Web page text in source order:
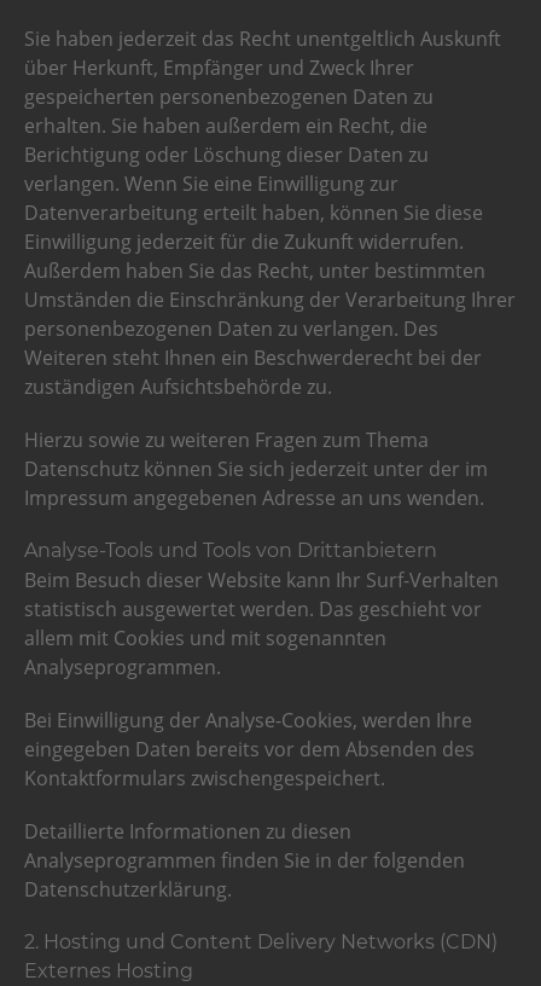
Sie haben jederzeit das Recht unentgeltlich Auskunft
über Herkunft, Empfänger und Zweck Ihrer
gespeicherten personenbezogenen Daten zu
erhalten. Sie haben außerdem ein Recht, die
Berichtigung oder Löschung dieser Daten zu
verlangen. Wenn Sie eine Einwilligung zur
Datenverarbeitung erteilt haben, können Sie diese
Einwilligung jederzeit für die Zukunft widerrufen.
Außerdem haben Sie das Recht, unter bestimmten
Umständen die Einschränkung der Verarbeitung Ihrer
personenbezogenen Daten zu verlangen. Des
Weiteren steht Ihnen ein Beschwerderecht bei der
zuständigen Aufsichtsbehörde zu.
Hierzu sowie zu weiteren Fragen zum Thema
Datenschutz können Sie sich jederzeit unter der im
Impressum angegebenen Adresse an uns wenden.
Analyse-Tools und Tools von Drittanbietern
Beim Besuch dieser Website kann Ihr Surf-Verhalten
statistisch ausgewertet werden. Das geschieht vor
allem mit Cookies und mit sogenannten
Analyseprogrammen.
Bei Einwilligung der Analyse-Cookies, werden Ihre
eingegeben Daten bereits vor dem Absenden des
Kontaktformulars zwischengespeichert.
Detaillierte Informationen zu diesen
Analyseprogrammen finden Sie in der folgenden
Datenschutzerklärung.
2. Hosting und Content Delivery Networks (CDN)
Externes Hosting